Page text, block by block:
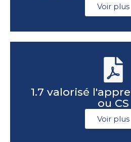
Voir plus
1.7 valorisé
ou CS
Voir plus